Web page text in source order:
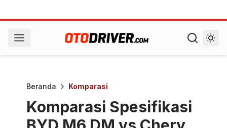
Beranda Komparasi
Komparasi Spesifikasi